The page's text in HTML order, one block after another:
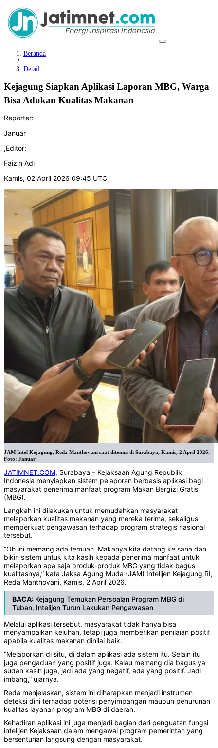
Beranda
Detail
Kejagung Siapkan Aplikasi Laporan MBG, Warga
Bisa Adukan Kualitas Makanan
Reporter:
Januar
,Editor:
Faizin Adi
Kamis, 02 April 2026 09:45 UTC
JAM Intel Kejagung, Reda Manthovani saat ditemui di Surabaya, Kamis, 2 April 2026.
Foto: Januar
JATIMNET.COM, Surabaya – Kejaksaan Agung Republik
Indonesia menyiapkan sistem pelaporan berbasis aplikasi bagi
masyarakat penerima manfaat program Makan Bergizi Gratis
(MBG).
Langkah ini dilakukan untuk memudahkan masyarakat
melaporkan kualitas makanan yang mereka terima, sekaligus
memperkuat pengawasan terhadap program strategis nasional
tersebut.
“Oh ini memang ada temuan. Makanya kita datang ke sana dan
bikin sistem untuk kita kasih kepada penerima manfaat untuk
melaporkan apa saja produk-produk MBG yang tidak bagus
kualitasnya,” kata Jaksa Agung Muda (JAM) Intelijen Kejagung RI,
Reda Manthovani, Kamis, 2 April 2026.
BACA: Kejagung Temukan Persoalan Program MBG di
Tuban, Intelijen Turun Lakukan Pengawasan
Melalui aplikasi tersebut, masyarakat tidak hanya bisa
menyampaikan keluhan, tetapi juga memberikan penilaian positif
apabila kualitas makanan dinilai baik.
“Melaporkan di situ, di dalam aplikasi ada sistem itu. Selain itu
juga pengaduan yang positif juga. Kalau memang dia bagus ya
sudah kasih juga, jadi ada yang negatif, ada yang positif. Jadi
imbang,” ujarnya.
Reda menjelaskan, sistem ini diharapkan menjadi instrumen
deteksi dini terhadap potensi penyimpangan maupun penurunan
kualitas layanan program MBG di daerah.
Kehadiran aplikasi ini juga menjadi bagian dari penguatan fungsi
intelijen Kejaksaan dalam mengawal program pemerintah yang
bersentuhan langsung dengan masyarakat.